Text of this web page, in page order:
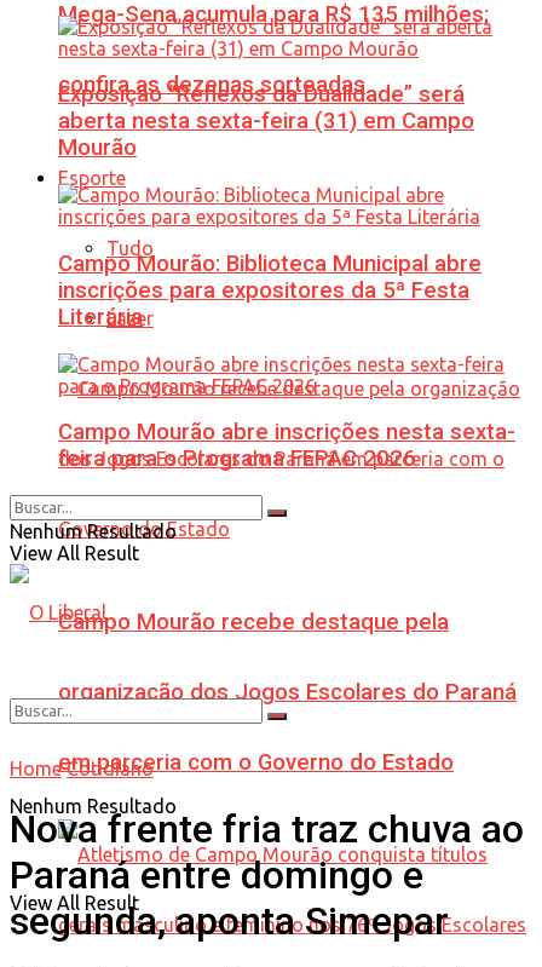
Mega-Sena acumula para R$ 135 milhões;
confira as dezenas sorteadas
Esporte
Tudo
Lazer
Campo Mourão recebe destaque pela
organização dos Jogos Escolares do Paraná
em parceria com o Governo do Estado
Exposição “Reflexos da Dualidade” será
aberta nesta sexta-feira (31) em Campo
Mourão
Campo Mourão: Biblioteca Municipal abre
inscrições para expositores da 5ª Festa
Literária
Campo Mourão abre inscrições nesta sexta-
feira para o Programa FEPAC 2026
Nenhum Resultado
View All Result
Nenhum Resultado
View All Result
Home Cotidiano
Nova frente fria traz chuva ao
Paraná entre domingo e
segunda, aponta Simepar